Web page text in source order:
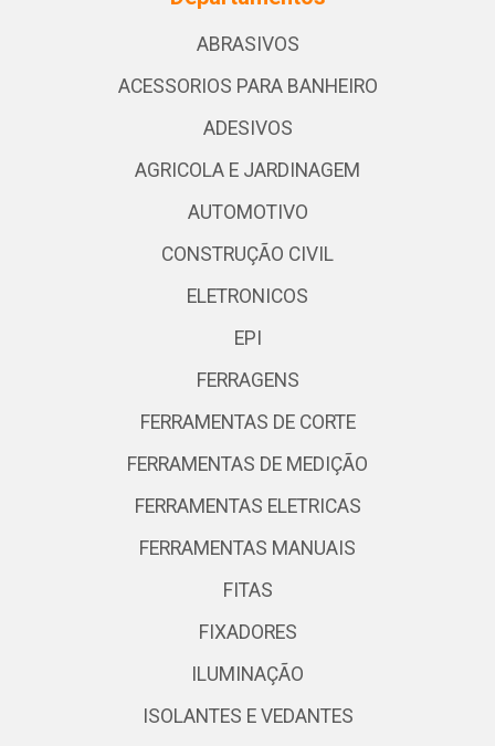
ABRASIVOS
ACESSORIOS PARA BANHEIRO
ADESIVOS
AGRICOLA E JARDINAGEM
AUTOMOTIVO
CONSTRUÇÃO CIVIL
ELETRONICOS
EPI
FERRAGENS
FERRAMENTAS DE CORTE
FERRAMENTAS DE MEDIÇÃO
FERRAMENTAS ELETRICAS
FERRAMENTAS MANUAIS
FITAS
FIXADORES
ILUMINAÇÃO
ISOLANTES E VEDANTES